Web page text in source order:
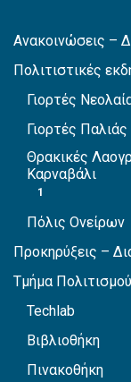
Ανακοινώσεις –
Πολιτιστικές
Γιορτές
Γιορτές
Θρακικές
Καρναβάλι
1
Πόλις Ονείρων
Προκηρύξεις –
Τμήμα Πολιτισμού
Techlab
Βιβλιοθήκη
Πινακοθήκη